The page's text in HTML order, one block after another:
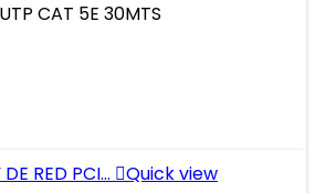
CAT 5E 30MTS
Quick view